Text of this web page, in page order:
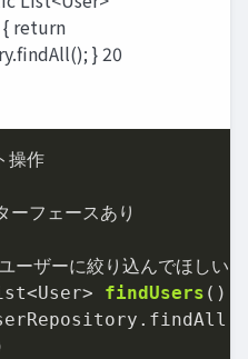
return
} 20
操作
ーフェースあり
findUsers ()